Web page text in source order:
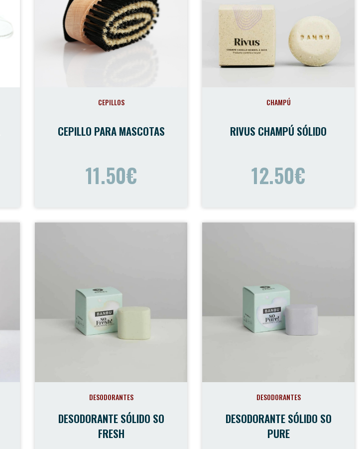
CEPILLOS
CEPILLO PARA MASCOTAS
11.50€
CHAMPÚ
RIVUS CHAMPÚ SÓLIDO
12.50€
DESODORANTES
DESODORANTE SÓLIDO SO
FRESH
DESODORANTES
DESODORANTE SÓLIDO SO
PURE